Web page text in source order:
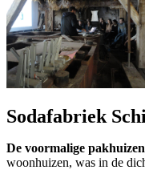
Sodafabriek
De voormalige
woonhuizen, was in de